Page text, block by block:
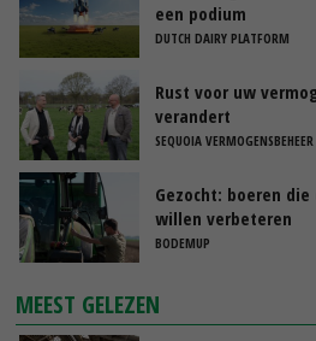
een podium
DUTCH DAIRY PLATFORM
Rust voor uw
verandert
SEQUOIA VERMOGENSBEHEER
Gezocht: boeren
willen verbeteren
BODEMUP
MEEST GELEZEN